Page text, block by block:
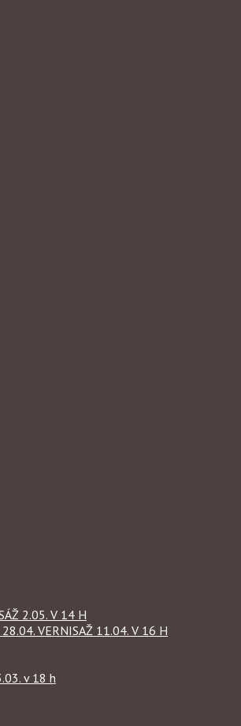
2.05. V 14 H
VERNISAŽ 11.04. V 16 H
v 18 h